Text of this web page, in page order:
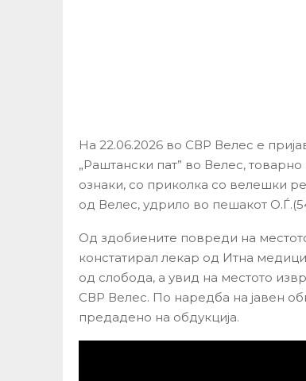
На 22.06.2026 во СВР Велес е
„Раштански пат” во Велес,
ознаки, со приколка со велешки
од Велес, удрило во пешакот
Од здобиените повреди на
констатирал лекар од Итна
од слобода, а увид на местото
СВР Велес. По наредба на јавен
предадено на обдукција.